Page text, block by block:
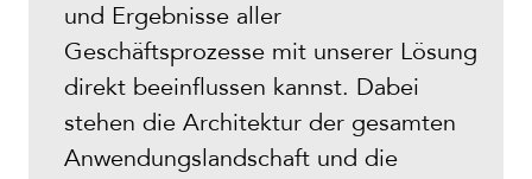
und Ergebnisse aller
Geschäftsprozesse mit unserer Lösung
direkt beeinflussen kannst. Dabei
stehen die Architektur der gesamten
Anwendungslandschaft und die